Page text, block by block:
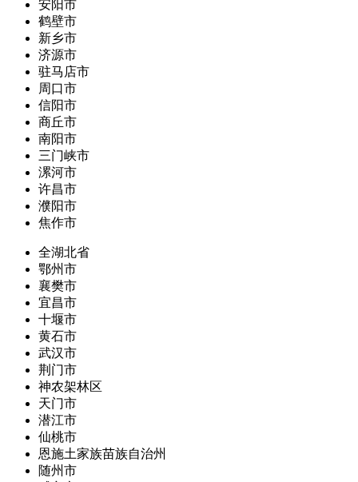
安阳市
鹤壁市
新乡市
济源市
驻马店市
周口市
信阳市
商丘市
南阳市
三门峡市
漯河市
许昌市
濮阳市
焦作市
全湖北省
鄂州市
襄樊市
宜昌市
十堰市
黄石市
武汉市
荆门市
神农架林区
天门市
潜江市
仙桃市
恩施土家族苗族自治州
随州市